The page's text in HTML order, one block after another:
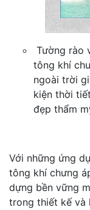
Tường rào
tông khí
ngoài trời
kiện thời
đẹp thẩm
Với những ứng
tông khí chưng
dựng bền vững
trong thiết kế và